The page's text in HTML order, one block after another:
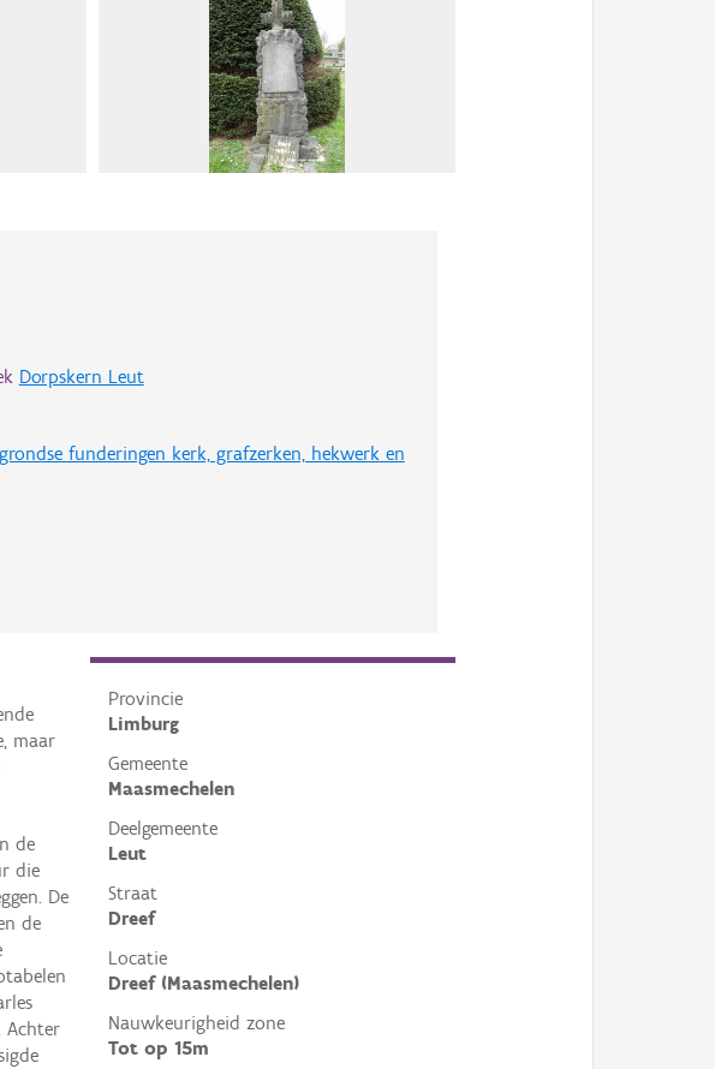
Dorpskern Leut
funderingen kerk, grafzerken, hekwerk en
Provincie
Limburg
Gemeente
Maasmechelen
Deelgemeente
Leut
Straat
Dreef
Locatie
Dreef (Maasmechelen)
Nauwkeurigheid zone
Tot op 15m
maar
de
die
De
de
Achter